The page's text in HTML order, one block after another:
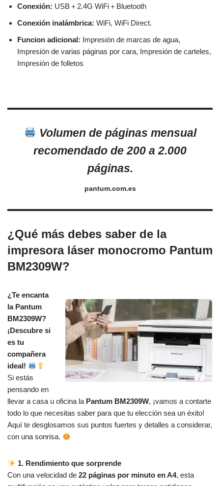
Conexión: USB＋2.4G WiFi＋Bluetooth
Conexión inalámbrica: WiFi, WiFi Direct.
Funcion adicional: Impresión de marcas de agua,
Impresión de varias páginas por cara, Impresión de carteles,
Impresión de folletos
Volumen de páginas mensual
recomendado de 200 a 2.000
páginas.
pantum.com.es
¿Qué más debes saber de la
impresora láser monocromo Pantum
BM2309W?
¿Te encanta
la Pantum
BM2309W?
¡Descubre si
es tu
compañera
ideal!
Si estás
pensando en
llevar a casa u oficina la Pantum BM2309W, ¡vamos a contarte
todo lo que necesitas saber para que tu elección sea un éxito!
Aquí te desglosamos sus puntos fuertes y detalles a considerar,
con una sonrisa.
1. Rendimiento que sorprende
Con una velocidad de 22 páginas por minuto en A4, esta